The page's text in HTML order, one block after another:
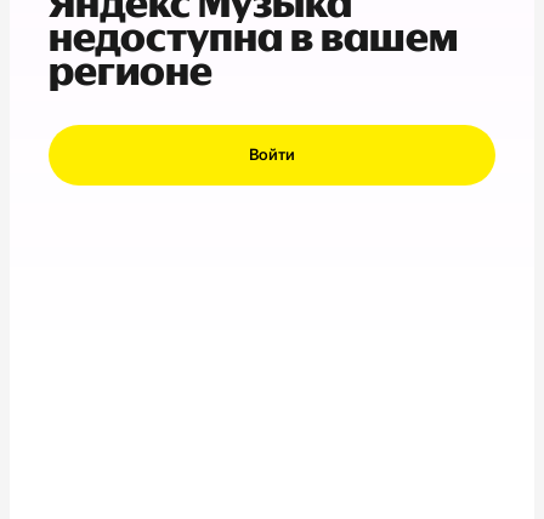
недоступна в вашем
регионе
Войти